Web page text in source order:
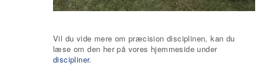
Vil du vide mere om præcision disciplinen, kan du
læse om den her på vores hjemmeside under
discipliner.